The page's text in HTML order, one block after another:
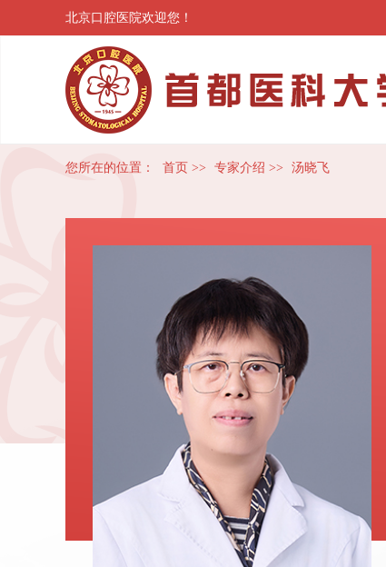
北京口腔医院欢迎您！
您所在的位置： 首页 >> 专家介绍 >> 汤晓飞